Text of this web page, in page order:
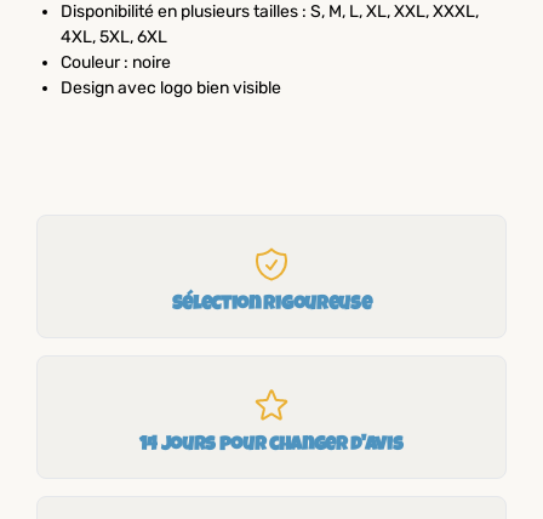
Disponibilité en plusieurs tailles : S, M, L, XL, XXL, XXXL,
4XL, 5XL, 6XL
Couleur : noire
Design avec logo bien visible
Sélection rigoureuse
14 jours pour changer d'avis